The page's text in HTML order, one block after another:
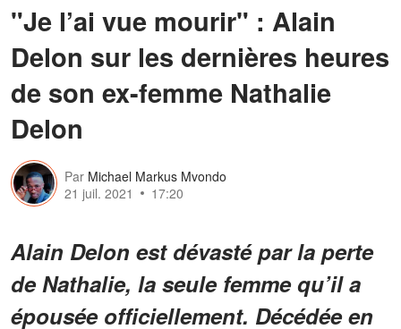
"Je l’ai vue mourir" : Alain
Delon sur les dernières heures
de son ex-femme Nathalie
Delon
Par Michael Markus Mvondo
21 juil. 2021
17:20
Alain Delon est dévasté par la perte
de Nathalie, la seule femme qu’il a
épousée officiellement. Décédée en